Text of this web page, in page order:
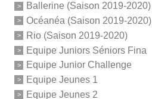
Ballerine (Saison 2019-2020)
Océanéa (Saison 2019-2020)
Rio (Saison 2019-2020)
Equipe Juniors Séniors Fina
Equipe Junior Challenge
Equipe Jeunes 1
Equipe Jeunes 2